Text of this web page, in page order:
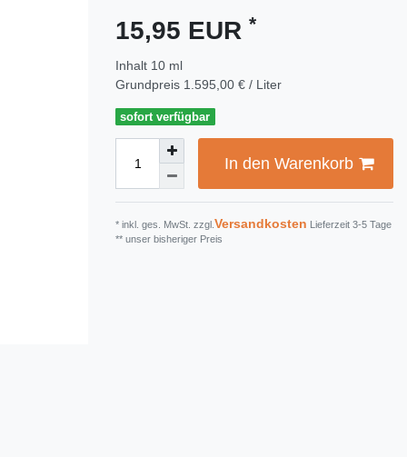
15,95 EUR *
Inhalt 10 ml
Grundpreis 1.595,00 € / Liter
sofort verfügbar
In den Warenkorb
* inkl. ges. MwSt. zzgl. Versandkosten Lieferzeit 3-5 Tage
** unser bisheriger Preis